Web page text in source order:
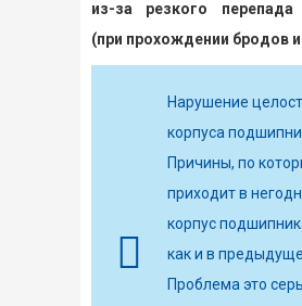
из-за резкого перепада
(при прохождении бродов
Нарушение
корпуса
Причины, по
приходит в
корпус
как и в
Проблема это